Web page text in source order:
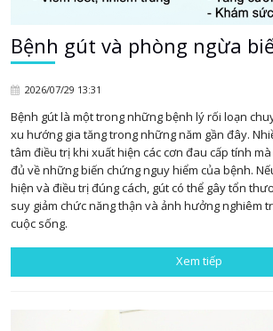
Bệnh gút và phòng ngừa
2026/07/29 13:31
Bệnh gút là một trong những bệnh lý rối loạn
xu hướng gia tăng trong những năm gần đây.
tâm điều trị khi xuất hiện các cơn đau cấp tính
đủ về những biến chứng nguy hiểm của bệnh.
hiện và điều trị đúng cách, gút có thể gây tổn
suy giảm chức năng thận và ảnh hưởng nghiêm
cuộc sống.
Xem tiếp